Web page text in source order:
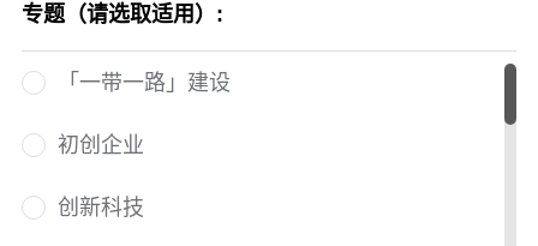
专题（请选取适用）:
「一带一路」建设
初创企业
创新科技